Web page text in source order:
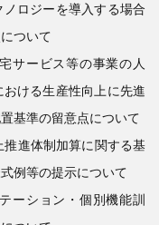
ロジーを導入する場合
ついて
サービス等の事業の人
ける生産性向上に先進
基準の留意点について
推進体制加算に関する基
例等の提示について
ーション・個別機能訓